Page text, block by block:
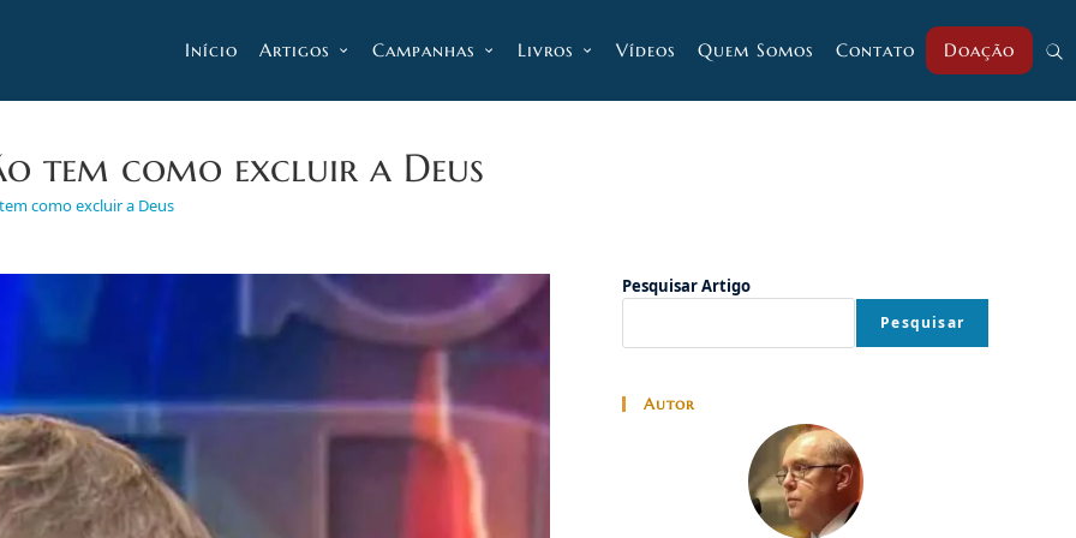
Início Artigos Campanhas Livros Vídeos Quem Somos Contato Doação
tem como excluir a Deus
como excluir a Deus
Pesquisar Artigo
Pesquisar
Autor